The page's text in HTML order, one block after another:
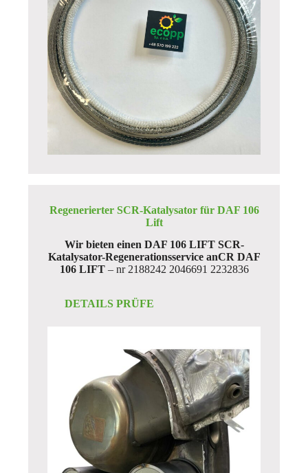
Regenerierter SCR-Katalysator für DAF 106
Lift
Wir bieten einen DAF 106 LIFT SCR-
Katalysator-Regenerationsservice anCR DAF
106 LIFT – nr 2188242 2046691 2232836
DETAILS PRÜFE